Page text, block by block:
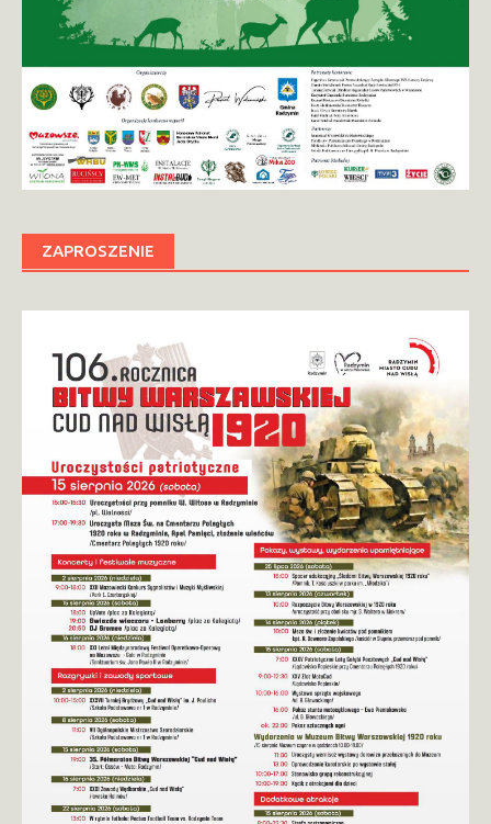
ZAPROSZENIE